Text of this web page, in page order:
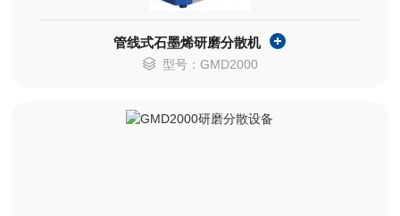
管线式石墨烯研磨分散机
型号：GMD2000